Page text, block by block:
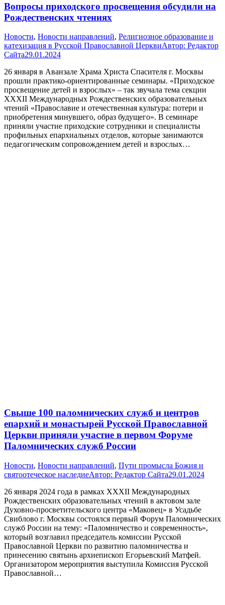
Вопросы приходского просвещения обсудили на
Рождественских чтениях
Новости, Новости направлений, Религиозное образование и
катехизация в Русской Православной ЦерквиАвтор: Редактор
Сайта29.01.2024
26 января в Аванзале Храма Христа Спасителя г. Москвы
прошли практико-ориентированные семинары. «Приходское
просвещение детей и взрослых» – так звучала тема секции
XXXII Международных Рождественских образовательных
чтений «Православие и отечественная культура: потери и
приобретения минувшего, образ будущего». В семинаре
приняли участие приходские сотрудники и специалисты
профильных епархиальных отделов, которые занимаются
педагогическим сопровождением детей и взрослых…
Свыше 100 паломнических служб и центров
епархий и монастырей Русской Православной
Церкви приняли участие в первом Форуме
Паломнических служб России
Новости, Новости направлений, Пути промысла Божия и
святоотеческое наследиеАвтор: Редактор Сайта29.01.2024
26 января 2024 года в рамках XXXII Международных
Рождественских образовательных чтений в актовом зале
Духовно-просветительского центра «Маковец» в Усадьбе
Свиблово г. Москвы состоялся первый Форум Паломнических
служб России на тему: «Паломничество и современность»,
который возглавил председатель комиссии Русской
Православной Церкви по развитию паломничества и
принесению святынь архиепископ Егорьевский Матфей.
Организатором мероприятия выступила Комиссия Русской
Православной…